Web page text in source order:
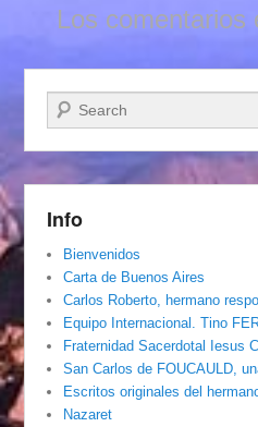
Los comentarios
Buscar
Info
Bienvenidos
Carta de Buenos Aires
Carlos Roberto, hermano
Equipo Internacional. Tino
Fraternidad Sacerdotal Iesus
San Carlos de FOUCAULD,
Escritos originales del
Nazaret